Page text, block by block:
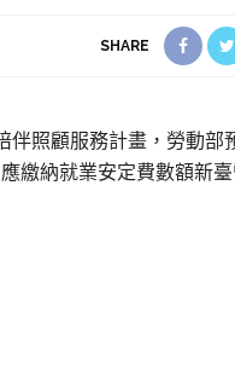
SHARE
伴照顧服務計畫，勞動部
繳納就業安定費數額新臺